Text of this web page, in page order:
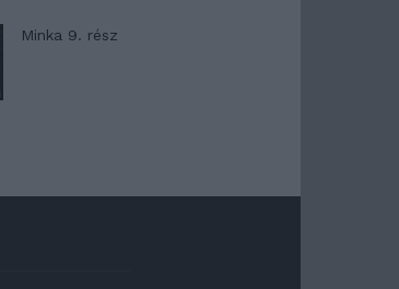
Minka 9. rész